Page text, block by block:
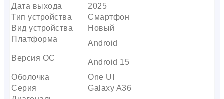
Дата выхода
2025
Тип устройства
Смартфон
Вид устройства
Новый
Платформа
Android
Версия ОС
Android 15
Оболочка
One UI
Серия
Galaxy A36